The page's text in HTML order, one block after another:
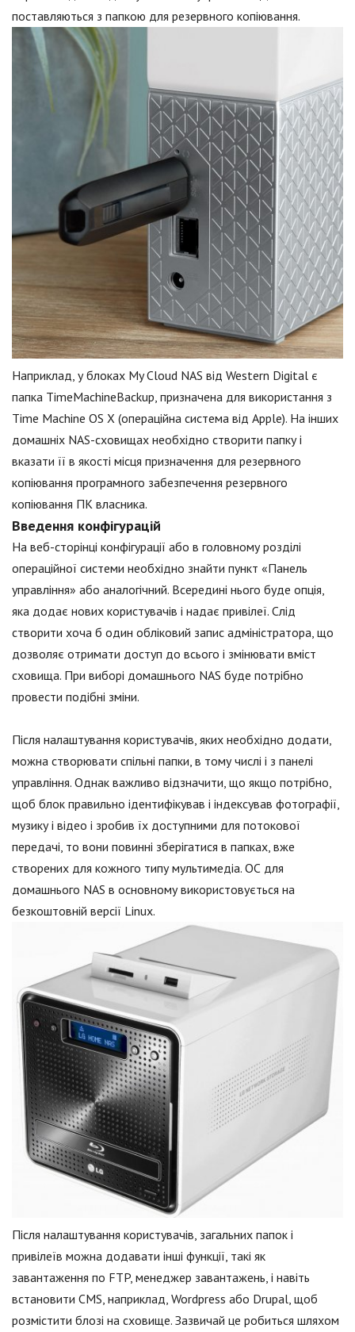
поставляються з папкою для резервного копіювання.
Наприклад, у блоках My Cloud NAS від Western Digital є
папка TimeMachineBackup, призначена для використання з
Time Machine OS X (операційна система від Apple). На інших
домашніх NAS-сховищах необхідно створити папку і
вказати її в якості місця призначення для резервного
копіювання програмного забезпечення резервного
копіювання ПК власника.
Введення конфігурацій
На веб-сторінці конфігурації або в головному розділі
операційної системи необхідно знайти пункт «Панель
управління» або аналогічний. Всередині нього буде опція,
яка додає нових користувачів і надає привілеї. Слід
створити хоча б один обліковий запис адміністратора, що
дозволяє отримати доступ до всього і змінювати вміст
сховища. При виборі домашнього NAS буде потрібно
провести подібні зміни.
Після налаштування користувачів, яких необхідно додати,
можна створювати спільні папки, в тому числі і з панелі
управління. Однак важливо відзначити, що якщо потрібно,
щоб блок правильно ідентифікував і індексував фотографії,
музику і відео і зробив їх доступними для потокової
передачі, то вони повинні зберігатися в папках, вже
створених для кожного типу мультимедіа. ОС для
домашнього NAS в основному використовується на
безкоштовній версії Linux.
Після налаштування користувачів, загальних папок і
привілеїв можна додавати інші функції, такі як
завантаження по FTP, менеджер завантажень, і навіть
встановити CMS, наприклад, Wordpress або Drupal, щоб
розмістити блозі на сховище. Зазвичай це робиться шляхом